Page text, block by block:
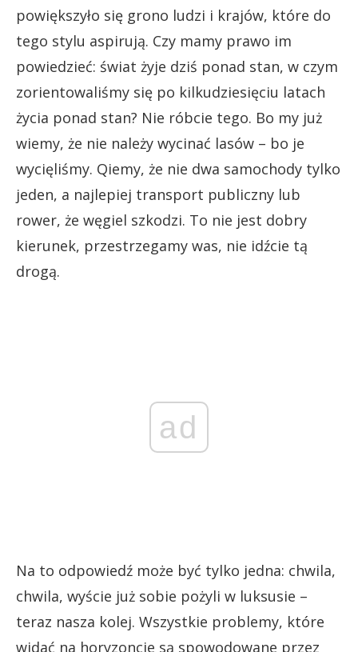
powiększyło się grono ludzi i krajów, które do
tego stylu aspirują. Czy mamy prawo im
powiedzieć: świat żyje dziś ponad stan, w czym
zorientowaliśmy się po kilkudziesięciu latach
życia ponad stan? Nie róbcie tego. Bo my już
wiemy, że nie należy wycinać lasów – bo je
wycięliśmy. Qiemy, że nie dwa samochody tylko
jeden, a najlepiej transport publiczny lub
rower, że węgiel szkodzi. To nie jest dobry
kierunek, przestrzegamy was, nie idźcie tą
drogą.
ad
Na to odpowiedź może być tylko jedna: chwila,
chwila, wyście już sobie pożyli w luksusie –
teraz nasza kolej. Wszystkie problemy, które
widać na horyzoncie są spowodowane przez